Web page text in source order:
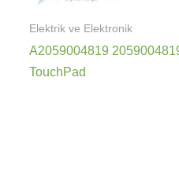
Elektrik ve Elektronik
A2059004819
TouchPad